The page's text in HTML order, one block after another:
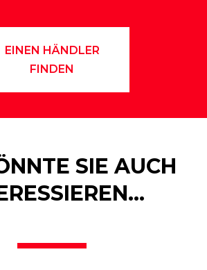
EINEN HÄNDLER
FINDEN
SIE AUCH